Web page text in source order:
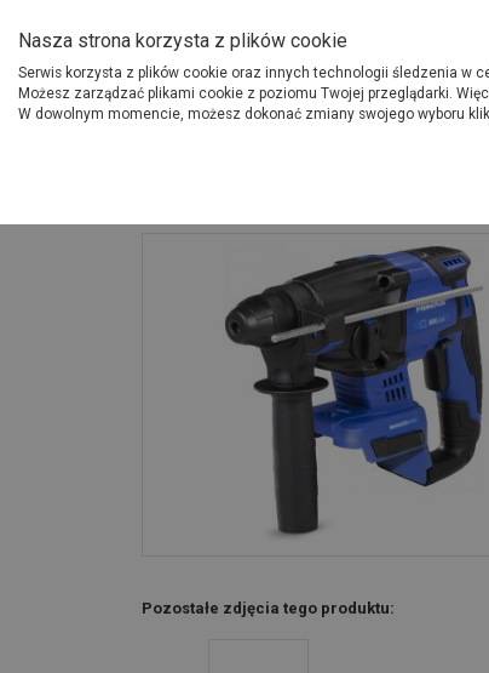
Produkty
O Grupie PSB
Młotowiertarka 20 mm 2,0 J 18 V
Pozostałe zdjęcia tego produktu:
Nasza strona korzysta z plików cookie
Serwis korzysta z plików cookie oraz innych technologii śledzenia w
Możesz zarządzać plikami cookie z poziomu Twojej przeglądarki.
W dowolnym momencie, możesz dokonać zmiany swojego wyboru